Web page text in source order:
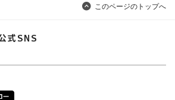
このページのトップへ